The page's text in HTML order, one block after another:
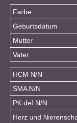
Farbe
Geburtsdatum
Mutter
Vater
HCM N/N
SMA N/N
PK def N/N
Herz und